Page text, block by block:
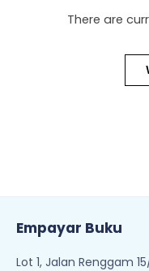
There are
Empayar Buku
Lot 1, Jalan Renggam